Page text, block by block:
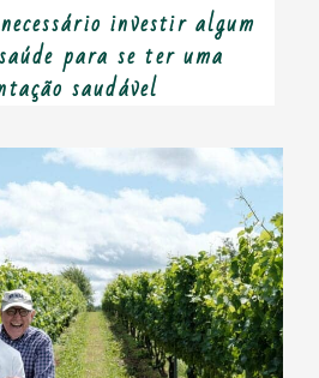
investir algum
para se ter uma
saudável